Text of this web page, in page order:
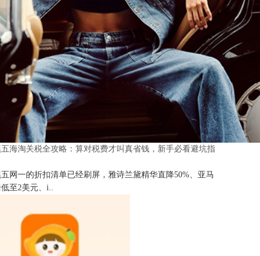
五海淘关税全攻略：算对税费才叫真省钱，新手必看避坑指
五网一的折扣清单已经刷屏，雅诗兰黛精华直降50%、亚马
至2美元、i..